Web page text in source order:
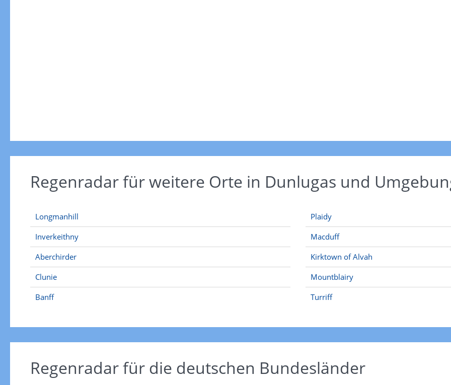
Regenradar für weitere Orte in Dunlugas und
Longmanhill
Inverkeithny
Aberchirder
Clunie
Banff
Plaidy
Macduff
Kirktown of Alvah
Mountblairy
Turriff
Regenradar für die deutschen Bundesländer